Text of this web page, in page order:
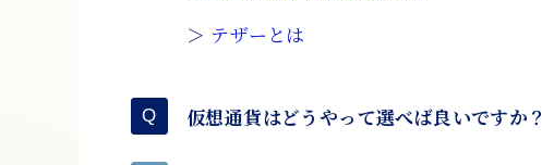
＞ テザーとは
仮想通貨はどうやって選べば良いですか？